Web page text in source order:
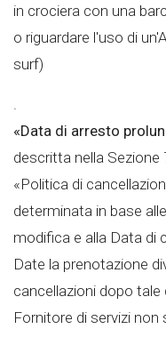
in crociera con una
o riguardare l'uso di
surf)
«Data di arresto
descritta nella
«Politica di
determinata in base
modifica e alla Data di
Date la prenotazione
cancellazioni dopo
Fornitore di servizi